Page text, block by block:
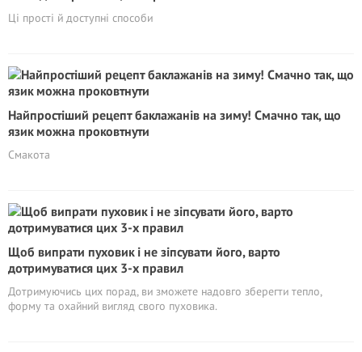
Ці прості й доступні способи
Найпростіший рецепт баклажанів на зиму! Смачно так, що
язик можна проковтнути
Смакота
Щоб випрати пуховик і не зіпсувати його, варто
дотримуватися цих 3-х правил
Дотримуючись цих порад, ви зможете надовго зберегти тепло,
форму та охайний вигляд свого пуховика.